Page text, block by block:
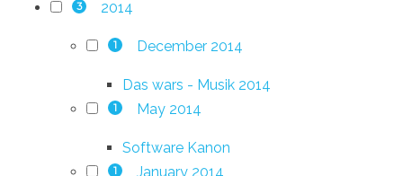
3 2014
1 December 2014
Das wars - Musik 2014
1 May 2014
Software Kanon
1 January 2014